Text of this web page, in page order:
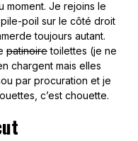
moment. Je rejoins le
poil sur le côté droit
toujours autant.
patinoiretoilettes (je ne
chargent mais elles
par procuration et je
c’est chouette.